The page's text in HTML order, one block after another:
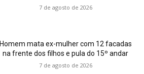
7 de agosto de 2026
Homem mata ex-mulher com 12 facadas
na frente dos filhos e pula do 15º andar
7 de agosto de 2026